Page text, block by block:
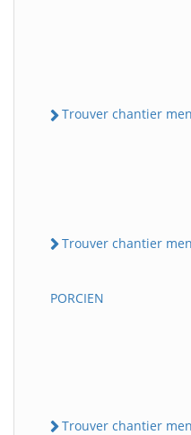
Trouver chantier
Trouver chantier
PORCIEN
Trouver chantier